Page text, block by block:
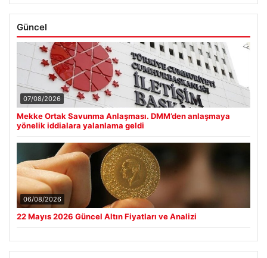
Güncel
07/08/2026
Mekke Ortak Savunma Anlaşması. DMM’den anlaşmaya
yönelik iddialara yalanlama geldi
06/08/2026
22 Mayıs 2026 Güncel Altın Fiyatları ve Analizi